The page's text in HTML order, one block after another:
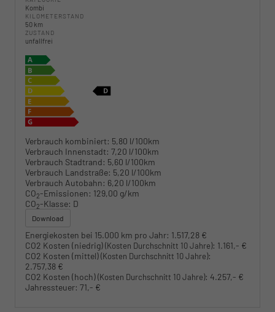
Kombi
KILOMETERSTAND
50 km
ZUSTAND
unfallfrei
Verbrauch kombiniert: 5,80 l/100km
Verbrauch Innenstadt: 7,20 l/100km
Verbrauch Stadtrand: 5,60 l/100km
Verbrauch Landstraße: 5,20 l/100km
Verbrauch Autobahn: 6,20 l/100km
CO2-Emissionen: 129,00 g/km
CO2-Klasse: D
Download
Energiekosten bei 15.000 km pro Jahr: 1.517,28 €
CO2 Kosten (niedrig)(Kosten Durchschnitt 10 Jahre): 1.161,- €
CO2 Kosten (mittel)(Kosten Durchschnitt 10 Jahre):
2.757,38 €
CO2 Kosten (hoch)(Kosten Durchschnitt 10 Jahre): 4.257,- €
Jahressteuer: 71,- €